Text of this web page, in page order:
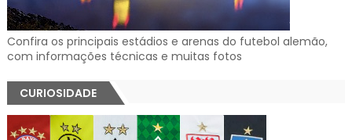
Confira os principais estádios e arenas do futebol alemão,
com informações técnicas e muitas fotos
CURIOSIDADE